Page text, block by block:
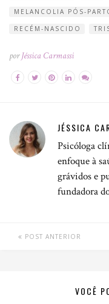
MELANCOLIA PÓS-
RECÉM-NASCIDO
porJéssica Carmassi
JÉSSICA
Psicóloga
enfoque à
grávidos e
fundadora
POST ANTERIOR
VOCÊ